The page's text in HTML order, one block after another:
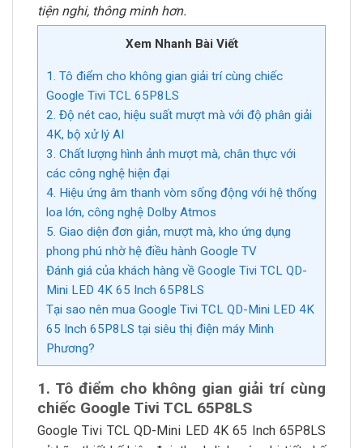
tiện nghi, thông minh hơn.
Xem Nhanh Bài Viết
1. Tô điểm cho không gian giải trí cùng chiếc
Google Tivi TCL 65P8LS
2. Độ nét cao, hiệu suất mượt mà với độ phân giải
4K, bộ xử lý AI
3. Chất lượng hình ảnh mượt mà, chân thực với
các công nghệ hiện đại
4. Hiệu ứng âm thanh vòm sống động với hệ thống
loa lớn, công nghệ Dolby Atmos
5. Giao diện đơn giản, mượt mà, kho ứng dụng
phong phú nhờ hệ điều hành Google TV
Đánh giá của khách hàng về Google Tivi TCL QD-
Mini LED 4K 65 Inch 65P8LS
Tại sao nên mua Google Tivi TCL QD-Mini LED 4K
65 Inch 65P8LS tại siêu thị điện máy Minh
Phương?
1. Tô điểm cho không gian giải trí cùng
chiếc Google Tivi TCL 65P8LS
Google Tivi TCL QD-Mini LED 4K 65 Inch 65P8LS